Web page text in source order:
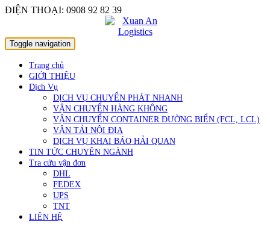
Skip
ĐIỆN THOẠI: 0908 92 82 39
Toggle navigation
Trang chủ
GIỚI THIỆU
Dịch Vụ
DỊCH VỤ CHUYỂN PHÁT NHANH
VẬN CHUYỂN HÀNG KHÔNG
VẬN CHUYỂN CONTAINER ĐƯỜNG BIỂN (FCL, LCL)
VẬN TẢI NỘI ĐỊA
DỊCH VỤ KHAI BÁO HẢI QUAN
TIN TỨC CHUYÊN NGÀNH
Tra cứu vận đơn
DHL
FEDEX
UPS
TNT
LIÊN HỆ